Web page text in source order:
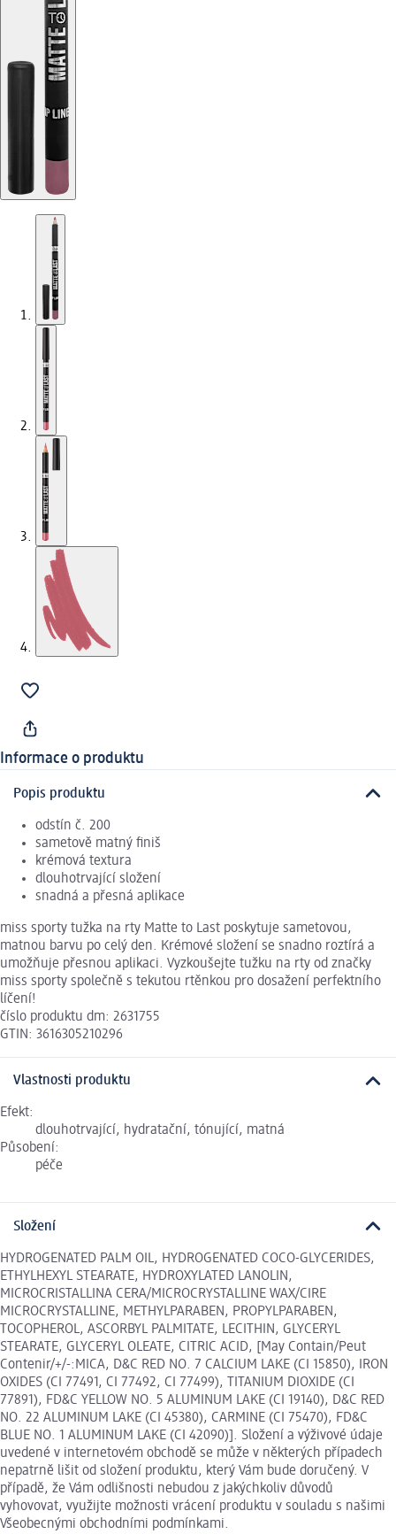
Informace o produktu
Popis produktu
odstín č. 200
sametově matný finiš
krémová textura
dlouhotrvající složení
snadná a přesná aplikace
miss sporty tužka na rty Matte to Last poskytuje sametovou,
matnou barvu po celý den. Krémové složení se snadno roztírá a
umožňuje přesnou aplikaci. Vyzkoušejte tužku na rty od značky
miss sporty společně s tekutou rtěnkou pro dosažení perfektního
líčení!
číslo produktu dm: 2631755
GTIN: 3616305210296
Vlastnosti produktu
Efekt:
dlouhotrvající, hydratační, tónující, matná
Působení:
péče
Složení
HYDROGENATED PALM OIL, HYDROGENATED COCO-GLYCERIDES,
ETHYLHEXYL STEARATE, HYDROXYLATED LANOLIN,
MICROCRISTALLINA CERA/MICROCRYSTALLINE WAX/CIRE
MICROCRYSTALLINE, METHYLPARABEN, PROPYLPARABEN,
TOCOPHEROL, ASCORBYL PALMITATE, LECITHIN, GLYCERYL
STEARATE, GLYCERYL OLEATE, CITRIC ACID, [May Contain/Peut
Contenir/+/-:MICA, D&C RED NO. 7 CALCIUM LAKE (CI 15850), IRON
OXIDES (CI 77491, CI 77492, CI 77499), TITANIUM DIOXIDE (CI
77891), FD&C YELLOW NO. 5 ALUMINUM LAKE (CI 19140), D&C RED
NO. 22 ALUMINUM LAKE (CI 45380), CARMINE (CI 75470), FD&C
BLUE NO. 1 ALUMINUM LAKE (CI 42090)]. Složení a výživové údaje
uvedené v internetovém obchodě se může v některých případech
nepatrně lišit od složení produktu, který Vám bude doručený. V
případě, že Vám odlišnosti nebudou z jakýchkoliv důvodů
vyhovovat, využijte možnosti vrácení produktu v souladu s našimi
Všeobecnými obchodními podmínkami.